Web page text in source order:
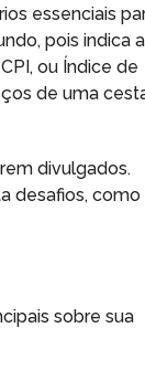
essenciais
pois indica a
ou Índice de
de uma
divulgados.
desafios, como
sobre sua